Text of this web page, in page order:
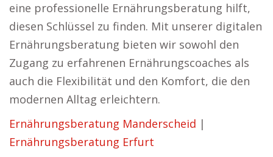
eine professionelle Ernährungsberatung hilft,
diesen Schlüssel zu finden. Mit unserer digitalen
Ernährungsberatung bieten wir sowohl den
Zugang zu erfahrenen Ernährungscoaches als
auch die Flexibilität und den Komfort, die den
modernen Alltag erleichtern.
Ernährungsberatung Manderscheid |
Ernährungsberatung Erfurt